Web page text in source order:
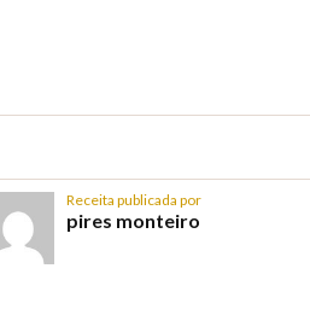
Receita publicada por
pires monteiro